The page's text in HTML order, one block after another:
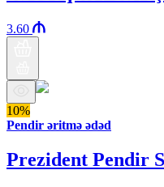
3.60
10%
Pendir əritmə ədəd
Prezident Pendir